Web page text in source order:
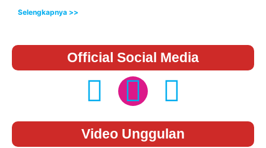
Selengkapnya >>
Official Social Media
Video Unggulan